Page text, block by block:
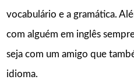
vocabulário e a gramática.
com alguém em inglês
seja com um amigo que
idioma.